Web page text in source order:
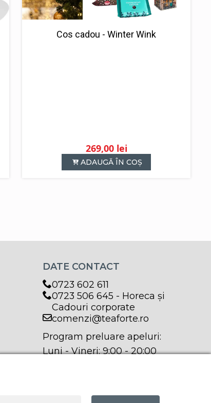
Cos cadou - Winter Wink
269,00 lei
ADAUGĂ ÎN COȘ
DATE CONTACT
0723 602 611
0723 506 645 - Horeca și
Cadouri corporate
comenzi@teaforte.ro
Program preluare apeluri:
Luni - Vineri: 9:00 - 20:00